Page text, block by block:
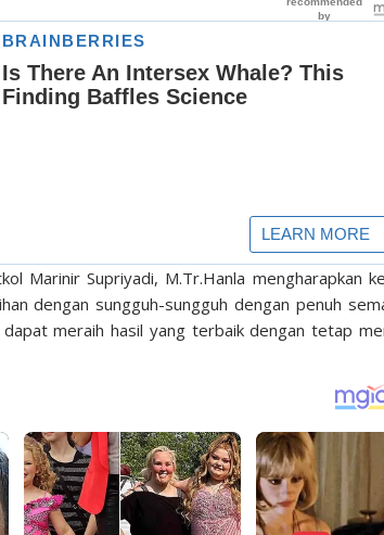
Marinir Supriyadi, M.Tr.Hanla mengharapkan
dengan sungguh-sungguh dengan penuh
meraih hasil yang terbaik dengan tetap